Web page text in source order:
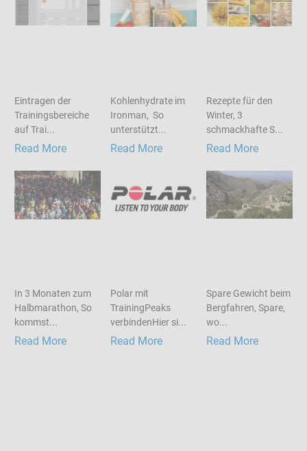
Eintragen der
Trainingsbereiche
auf Trai...
Read More
Kohlenhydrate im
Ironman, So
unterstützt...
Read More
Rezepte für den
Winter, 3
schmackhafte S...
Read More
In 3 Monaten zum
Halbmarathon, So
kommst...
Read More
Polar mit
TrainingPeaks
verbindenHier si...
Read More
Spare Gewicht beim
Bergfahren, Spare,
wo...
Read More